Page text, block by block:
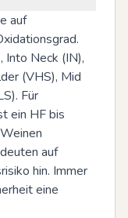
auf
Into Neck (IN),
(VHS), Mid
Für
ein HF bis
auf
hin. Immer
eine